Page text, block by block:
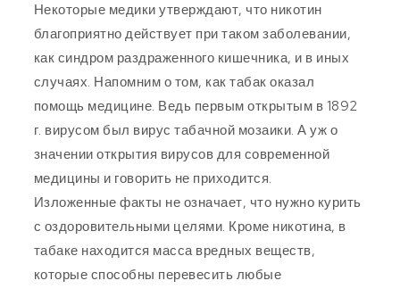
Некоторые медики утверждают, что никотин
благоприятно действует при таком заболевании,
как синдром раздраженного кишечника, и в иных
случаях. Напомним о том, как табак оказал
помощь медицине. Ведь первым открытым в 1892
г. вирусом был вирус табачной мозаики. А уж о
значении открытия вирусов для современной
медицины и говорить не приходится.
Изложенные факты не означает, что нужно курить
с оздоровительными целями. Кроме никотина, в
табаке находится масса вредных веществ,
которые способны перевесить любые